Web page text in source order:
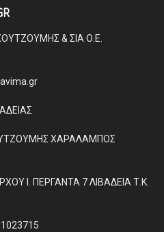
& ΣΙΑ Ο.Ε.
ΧΑΡΑΛΑΜΠΟΣ
Ι. ΠΕΡΓΑΝΤΑ 7 ΛΙΒΑΔΕΙΑ Τ.Κ.